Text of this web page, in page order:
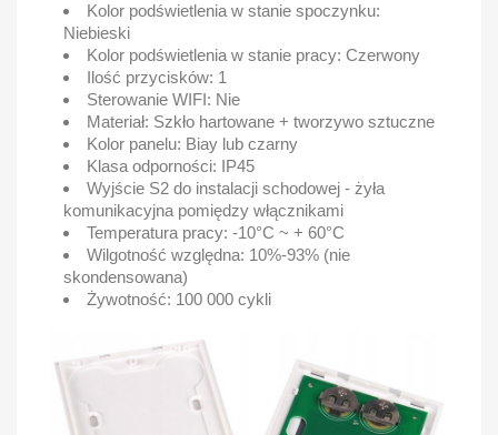
Kolor podświetlenia w stanie spoczynku:
Niebieski
Kolor podświetlenia w stanie pracy: Czerwony
Ilość przycisków: 1
Sterowanie WIFI: Nie
Materiał: Szkło hartowane + tworzywo sztuczne
Kolor panelu: Biay lub czarny
Klasa odporności: IP45
Wyjście S2 do instalacji schodowej - żyła
komunikacyjna pomiędzy włącznikami
Temperatura pracy: -10°C ~ + 60°C
Wilgotność względna: 10%-93% (nie
skondensowana)
Żywotność: 100 000 cykli